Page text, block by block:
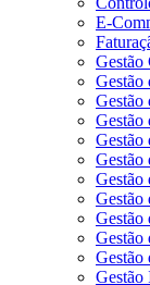
E-
Gestão
Gestão
Gestão
Gestão
Gestão
Gestão
Gestão
Gestão
Gestão
Gestão
Gestão